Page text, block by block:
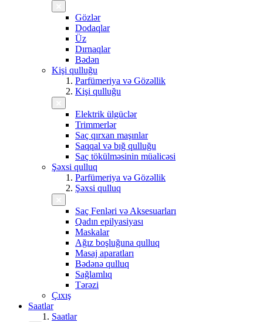
Gözlər
Dodaqlar
Üz
Dırnaqlar
Bədən
Kişi qulluğu
Parfümeriya və Gözəllik
Kişi qulluğu
Elektrik ülgüclər
Trimmerlər
Saç qırxan maşınlar
Saqqal və bığ qulluğu
Saç tökülməsinin müalicəsi
Şəxsi qulluq
Parfümeriya və Gözəllik
Şəxsi qulluq
Saç Fenləri və Aksesuarları
Qadın epilyasiyası
Maskalar
Ağız boşluğuna qulluq
Masaj aparatları
Bədənə qulluq
Sağlamlıq
Tərəzi
Çıxış
Saatlar
Saatlar